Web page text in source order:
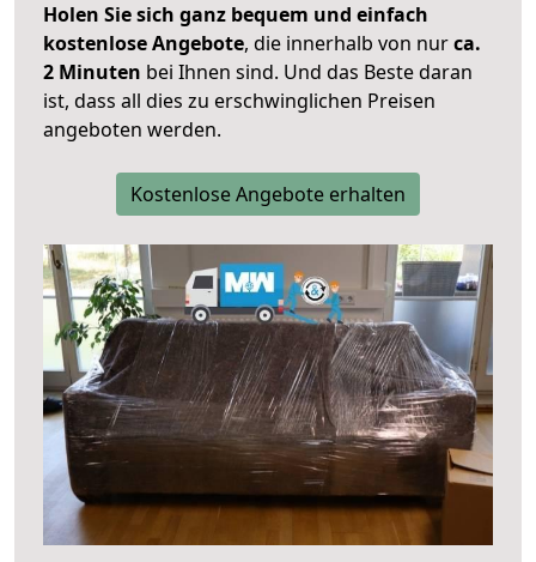
Holen Sie sich ganz bequem und einfach
kostenlose Angebote, die innerhalb von nurca.
2 Minuten bei Ihnen sind. Und das Beste daran
ist, dass all dies zu erschwinglichen Preisen
angeboten werden.
Kostenlose Angebote erhalten